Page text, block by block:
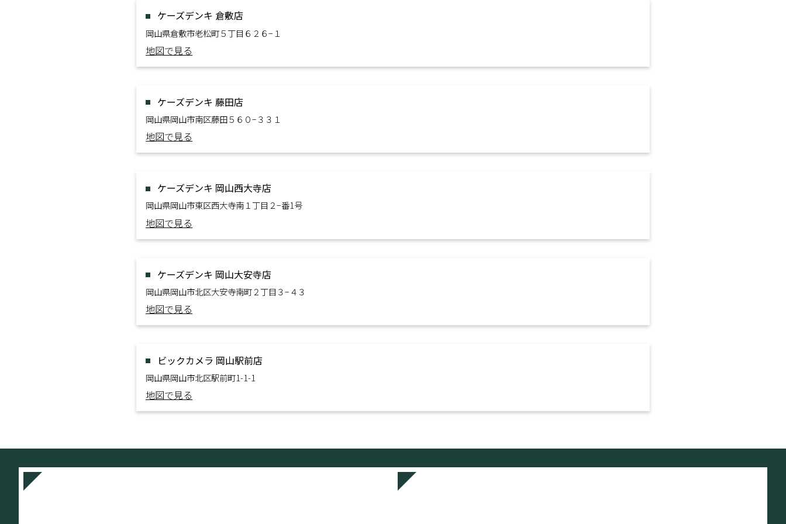
ケーズデンキ 倉敷店
岡山県倉敷市老松町５丁目６２６−１
地図で見る
ケーズデンキ 藤田店
岡山県岡山市南区藤田５６０−３３１
地図で見る
ケーズデンキ 岡山西大寺店
岡山県岡山市東区西大寺南１丁目２−番1号
地図で見る
ケーズデンキ 岡山大安寺店
岡山県岡山市北区大安寺南町２丁目３−４３
地図で見る
ビックカメラ 岡山駅前店
岡山県岡山市北区駅前町1-1-1
地図で見る